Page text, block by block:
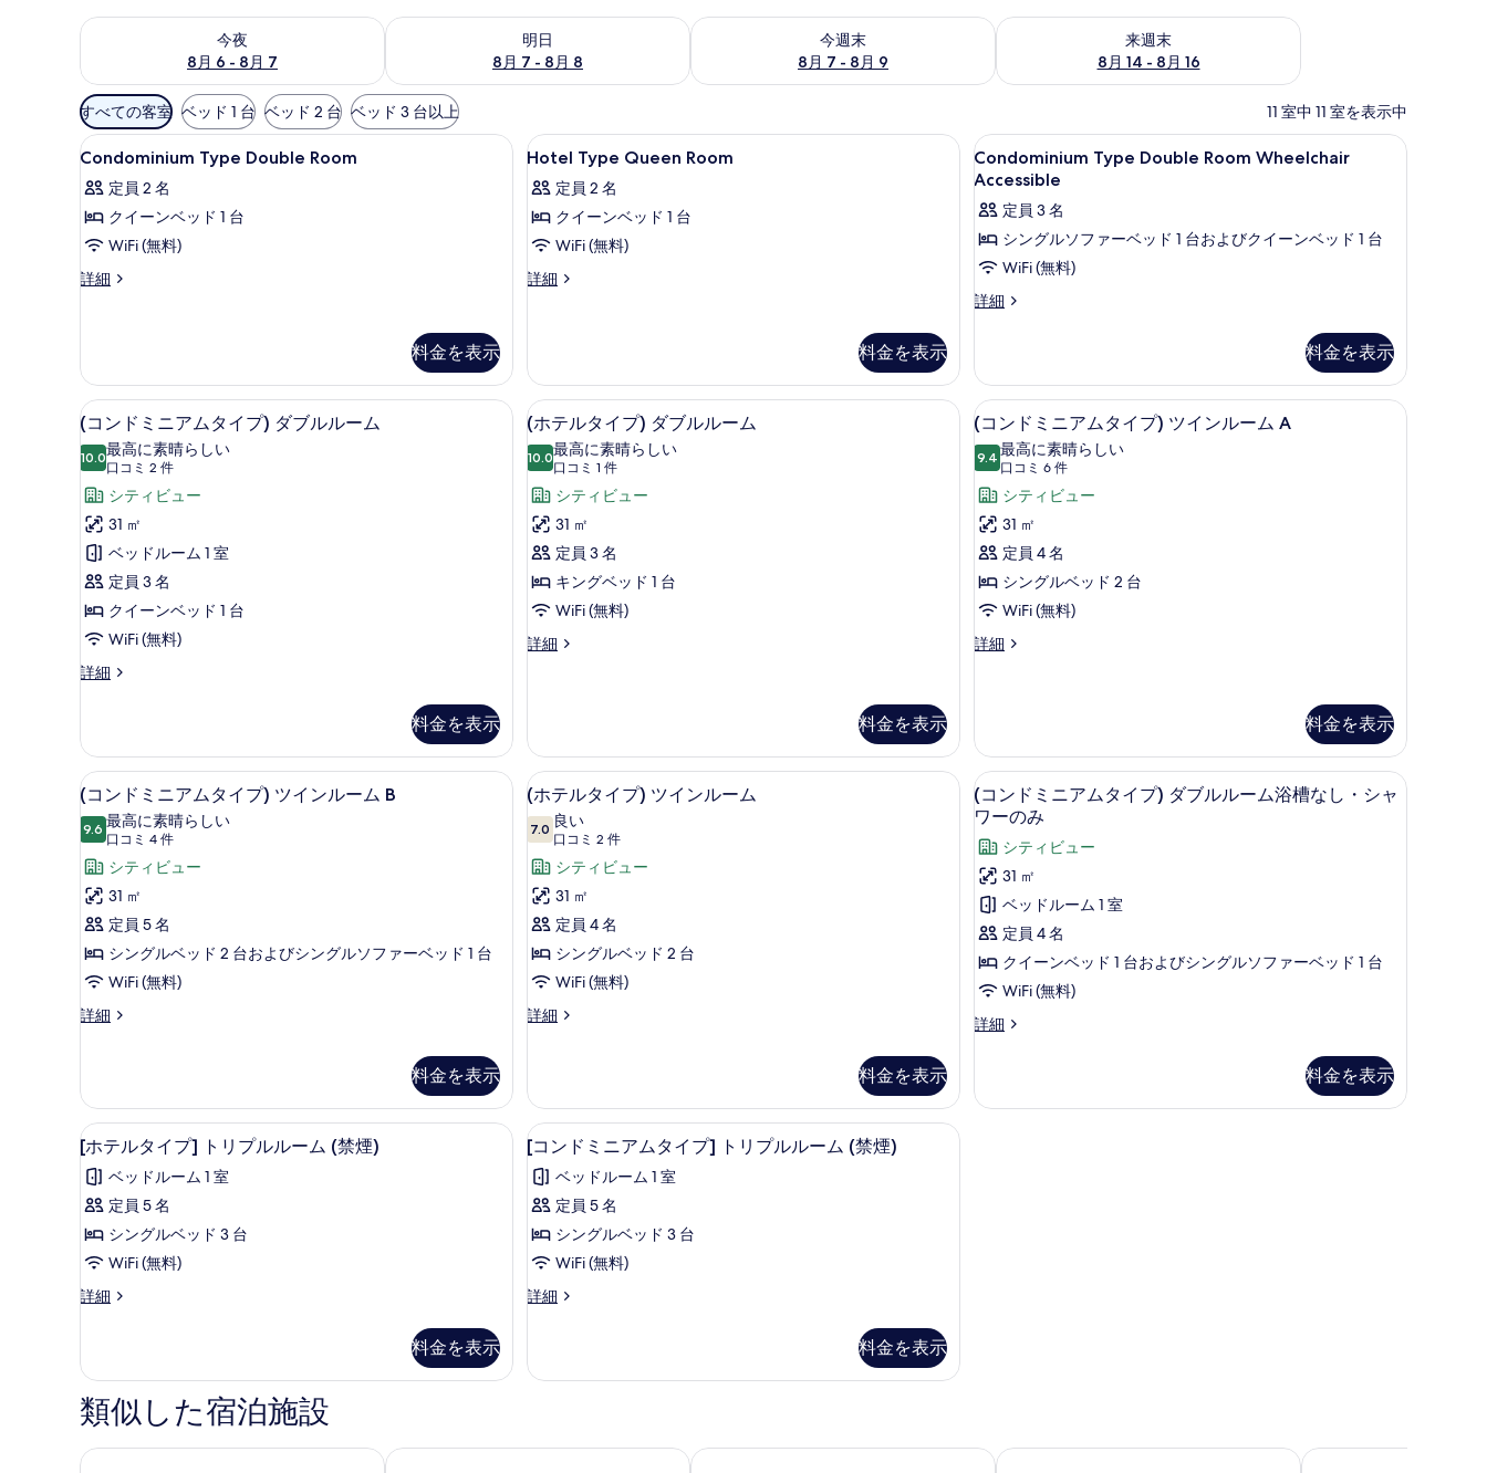
今夜
8月 6 - 8月 7
今夜 8月 6 - 8月 7 の空室状況をチェック
明日
8月 7 - 8月 8
明日 8月 7 - 8月 8 の空室状況をチェック
今週末
8月 7 - 8月 9
今週末 8月 7 - 8月 9 の空室状況をチェック
来週末
8月 14 - 8月 16
来週末 8月 14 - 8月 16 の空室状況をチェック
利
用
可
能
な
客
室
の
み
条
件
すべての客室 ベッド 1 台 ベッド 2 台 ベッド 3 台以上 11 室中 11 室を表示中
Condominium
Type
Double
Room
の
す
写
真
を
表
示
す
る
遮光カーテン、WiFi (無料)、ベッドシーツ
11
Condominium Type Double Room
定員 2 名
クイーンベッド 1 台
WiFi (無料)
詳細
Condominium
詳
細
料金を表示
Hotel
Type
Queen
Room
の
す
写
真
を
表
示
す
る
遮光カーテン、WiFi (無料)、ベッドシーツ
9
Hotel Type Queen Room
定員 2 名
クイーンベッド 1 台
WiFi (無料)
詳細
Hotel
詳
細
料金を表示
Condominium
Type
Double
Room
Wheelchair
Accessible
の
て
の
写
真
を
表
示
す
る
遮光カーテン、WiFi (無料)、ベッドシーツ
14
Condominium Type Double Room Wheelchair
Accessible
定員 3 名
シングルソファーベッド 1 台およびクイーンベッド 1 台
WiFi (無料)
詳細
Condominium
Wheelchair
Accessible
の
詳
細
料金を表示
(コ
ン
ド
ミ
ニ
ア
ム
タ
イ
プ)
ル
ル
ー
ム
の
す
べ
て
の
写
表
示
す
る
(コンドミニアムタイプ) ダブルルーム | 遮光カーテン、WiFi (無料)、ベッドシーツ
15
(コンドミニアムタイプ) ダブルルーム
10.010 点中 10.0
最高に素晴らしい
口コミ 2 件
(口
コ
ミ
件)
シティビュー
31 ㎡
ベッドルーム 1 室
定員 3 名
クイーンベッド 1 台
WiFi (無料)
詳細
(コ
ニ
ア
ム
タ
イ
ダ
ブ
ル
ル
ー
の
詳
細
料金を表示
(ホ
テ
ル
タ
イ
プ)
ダ
ブ
ル
の
す
べ
て
の
写
真
を
表
示
(ホテルタイプ) ダブルルーム | 遮光カーテン、WiFi (無料)、ベッドシーツ
24
(ホテルタイプ) ダブルルーム
10.010 点中 10.0
最高に素晴らしい
口コミ 1 件
(口
コ
ミ
1
件)
シティビュー
31 ㎡
定員 3 名
キングベッド 1 台
WiFi (無料)
詳細
(ホ
プ)
ダ
ブ
ル
ル
ー
ム
の
詳
細
料金を表示
(コ
ン
ド
ミ
ニ
ア
ム
タ
イ
ン
ル
ー
ム
A
の
す
べ
て
の
を
(コンドミニアムタイプ) ツインルーム A | 遮
21
(コンドミニアムタイプ) ツインルーム A
9.410 点中 9.4
最高に素晴らしい
口コミ 6 件
(口
コ
ミ
6
件)
シティビュー
31 ㎡
定員 4 名
シングルベッド 2 台
WiFi (無料)
詳細
(コ
ア
ム
タ
イ
プ)
ツ
イ
ン
ル
ー
ム
A
の
詳
細
料金を表示
(コ
ン
ド
ミ
ニ
ア
ム
タ
イ
イ
ン
ル
ー
ム
B
の
す
の
写
真
(コンドミニアムタイプ) ツインルーム B | 遮光カーテン、WiFi (無料)、ベッドシーツ
16
(コンドミニアムタイプ) ツインルーム B
9.610 点中 9.6
最高に素晴らしい
口コミ 4 件
(口
コ
ミ
4
件)
シティビュー
31 ㎡
定員 5 名
シングルベッド 2 台およびシングルソファーベッド 1 台
WiFi (無料)
詳細
(コ
ニ
ア
ム
タ
イ
プ)
ツ
イ
ン
ル
ー
詳
細
料金を表示
(ホ
テ
ル
タ
イ
プ)
ツ
イ
ン
ム
の
す
べ
て
の
写
真
示
る
(ホテルタイプ) ツインルーム | 遮光カーテン、WiFi (無料)、ベッドシーツ
19
(ホテルタイプ) ツインルーム
7.010 点中 7.0
良い
口コミ 2 件
(口
コ
ミ
2
件)
シティビュー
31 ㎡
定員 4 名
シングルベッド 2 台
WiFi (無料)
詳細
(ホ
イ
プ)
ツ
イ
ン
ル
ー
ム
の
詳
細
料金を表示
(コ
ン
ド
ミ
ニ
ア
ム
タ
イ
ブ
ー
(コンドミニアムタイプ) ダブルルーム浴槽
14
(コンドミニアムタイプ) ダブルルーム浴槽なし・シャ
ワーのみ
シティビュー
31 ㎡
ベッドルーム 1 室
定員 4 名
クイーンベッド 1 台およびシングルソファーベッド 1 台
WiFi (無料)
詳細
(コ
ニ
料金を表示
[ホ
テ
ル
タ
イ
ト
プ
ル
ル
ー
[ホテルタイプ] トリプルルーム (禁煙) | 遮光カーテン、WiFi (無料)、ベッドシーツ
1
[ホテルタイプ] トリプルルーム (禁煙)
ベッドルーム 1 室
定員 5 名
シングルベッド 3 台
WiFi (無料)
詳細
[ホ
イ
プ]
ト
リ
プ
料金を表示
[コ
ン
ド
ミ
ニ
ム
イ
リ
[コンドミニアムタイプ] トリプルルーム (禁煙) | 遮光カーテン、WiFi (無料)、ベッドシーツ
1
[コンドミニアムタイプ] トリプルルーム (禁煙)
ベッドルーム 1 室
定員 5 名
シングルベッド 3 台
WiFi (無料)
詳細
[コ
ニ
イ
料金を表示
類似した宿泊施設
Glory island okinawa -SOBE- ラジェントホテル沖縄那覇 那覇ウエスト イン スマイルホテル那覇シティリゾート ワイズイン那覇小禄駅